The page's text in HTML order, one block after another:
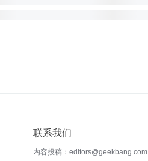
联系我们
内容投稿：editors@geekbang.com